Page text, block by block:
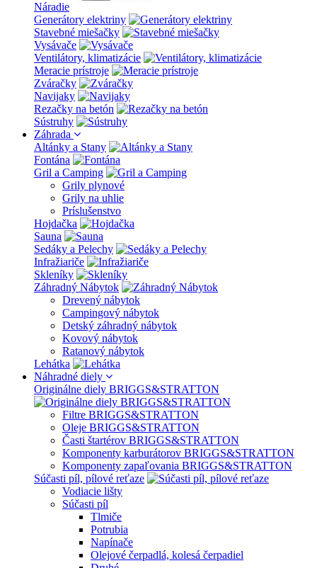
Náradie
Generátory elektriny
Stavebné miešačky
Vysávače
Ventilátory, klimatizácie
Meracie prístroje
Zváračky
Navijaky
Rezačky na betón
Sústruhy
Záhrada
Altánky a Stany
Fontána
Gril a Camping
Grily plynové
Grily na uhlie
Príslušenstvo
Hojdačka
Sauna
Sedáky a Pelechy
Infražiariče
Skleníky
Záhradný Nábytok
Drevený nábytok
Campingový nábytok
Detský záhradný nábytok
Kovový nábytok
Ratanový nábytok
Lehátka
Náhradné diely
Originálne diely BRIGGS&STRATTON
Filtre BRIGGS&STRATTON
Oleje BRIGGS&STRATTON
Časti štartérov BRIGGS&STRATTON
Komponenty karburátorov BRIGGS&STRATTON
Komponenty zapaľovania BRIGGS&STRATTON
Súčasti píl, pílové reťaze
Vodiacie lišty
Súčasti píl
Tlmiče
Potrubia
Napínače
Olejové čerpadlá, kolesá čerpadiel